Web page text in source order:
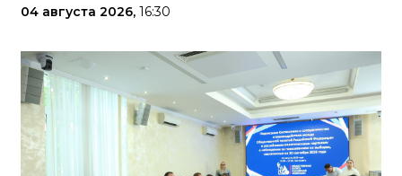
04 августа 2026, 16:30